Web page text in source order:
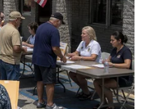
Nghệ sĩ
Thời trang
Sao Việt